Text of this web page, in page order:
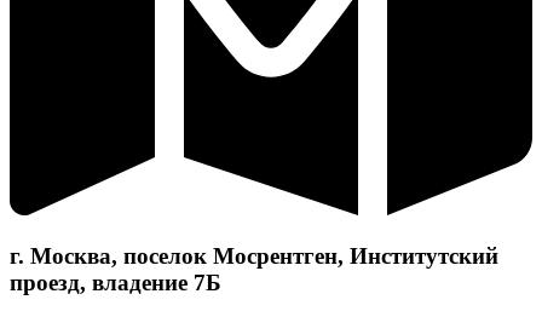
г. Москва, поселок Мосрентген, Институтский
проезд, владение 7Б